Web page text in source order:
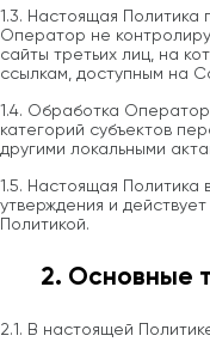
1.3. Настоящая Политика
Оператор не
сайты третьих лиц, на
ссылкам, доступным на
1.4. Обработка
категорий субъектов
другими локальными
1.5. Настоящая Политика
утверждения и
Политикой.
2. Основные
2.1. В настоящей